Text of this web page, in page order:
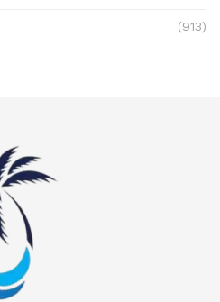
(913)